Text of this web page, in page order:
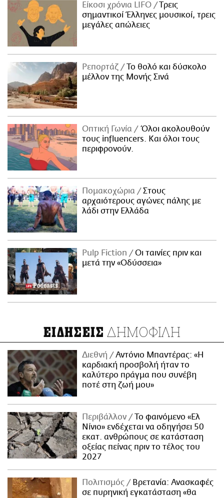
Είκοσι χρόνια LIFO
Tρεις
σημαντικοί Έλληνες μουσικοί, τρεις
μεγάλες απώλειες
Ρεπορτάζ
Το θολό και δύσκολο
μέλλον της Μονής Σινά
Οπτική Γωνία
Όλοι ακολουθούν
τους influencers. Και όλοι τους
περιφρονούν.
Πομακοχώρια
Στους
αρχαιότερους αγώνες πάλης με
λάδι στην Ελλάδα
Pulp Fiction
Οι ταινίες πριν και
μετά την «Οδύσσεια»
ΕΙΔΗΣΕΙΣ ΔΗΜΟΦΙΛΗ
Διεθνή
Αντόνιο Μπαντέρας: «Η
καρδιακή προσβολή ήταν το
καλύτερο πράγμα που συνέβη
ποτέ στη ζωή μου»
Περιβάλλον
Το φαινόμενο «Ελ
Νίνιο» ενδέχεται να οδηγήσει 50
εκατ. ανθρώπους σε κατάσταση
οξείας πείνας πριν το τέλος του
2027
Πολιτισμός
Βρετανία: Ανασκαφές
σε πυρηνική εγκατάσταση «θα